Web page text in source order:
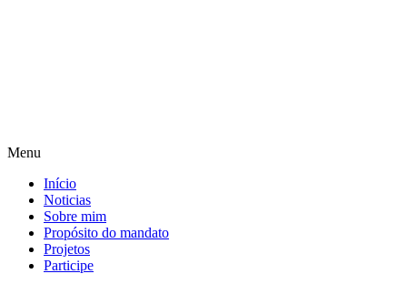
Menu
Início
Noticias
Sobre mim
Propósito do mandato
Projetos
Participe